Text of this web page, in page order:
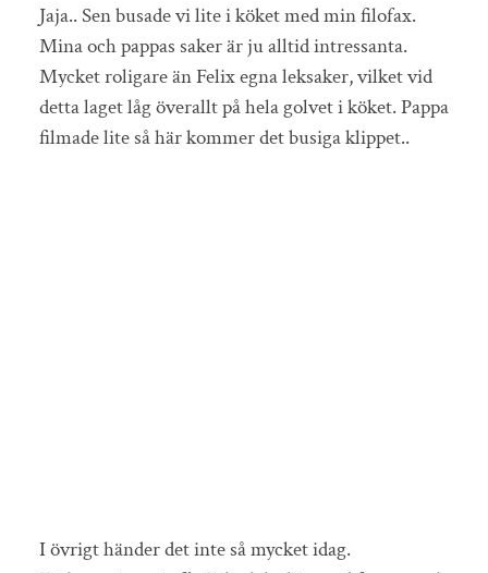
Jaja.. Sen busade vi lite i köket med min filofax.
Mina och pappas saker är ju alltid intressanta.
Mycket roligare än Felix egna leksaker, vilket vid
detta laget låg överallt på hela golvet i köket. Pappa
filmade lite så här kommer det busiga klippet..
I övrigt händer det inte så mycket idag.